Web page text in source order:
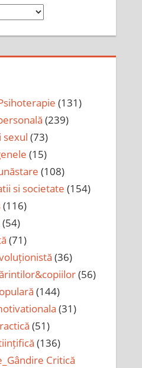
(131)
(239)
sexul (73)
(15)
(108)
si societate (154)
(116)
(54)
(71)
(36)
(56)
(144)
(31)
(51)
(136)
Critică